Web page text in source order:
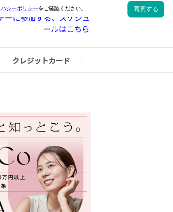
クレジットカード